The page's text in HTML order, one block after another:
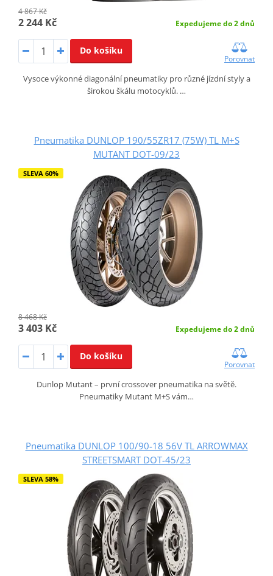
4 867 Kč
2 244 Kč Expedujeme do 2 dnů
Do košíku
Porovnat
Vysoce výkonné diagonální pneumatiky pro různé jízdní styly a
širokou škálu motocyklů. …
Pneumatika DUNLOP 190/55ZR17 (75W) TL M+S
MUTANT DOT-09/23
SLEVA 60%
8 468 Kč
3 403 Kč Expedujeme do 2 dnů
Do košíku
Porovnat
Dunlop Mutant – první crossover pneumatika na světě.
Pneumatiky Mutant M+S vám…
Pneumatika DUNLOP 100/90-18 56V TL ARROWMAX
STREETSMART DOT-45/23
SLEVA 58%